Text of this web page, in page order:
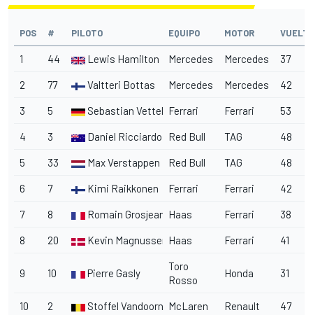
POS # PILOTO EQUIPO MOTOR
1 44 Lewis Hamilton Mercedes Mercedes 37
2 77 Valtteri Bottas Mercedes Mercedes 42
3 5 Sebastian Vettel Ferrari Ferrari 53
4 3 Daniel Ricciardo Red Bull TAG 48
5 33 Max Verstappen Red Bull TAG 48
6 7 Kimi Raikkonen Ferrari Ferrari 42
7 8 Romain Grosjean Haas Ferrari 38
8 20 Kevin Magnussen Haas Ferrari 41
9 10 Pierre Gasly
Toro
Rosso
Honda 31
10 2 Stoffel Vandoorne McLaren Renault 47